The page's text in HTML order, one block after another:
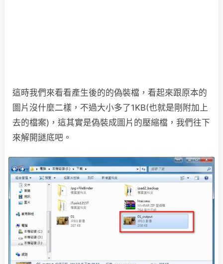
這時我們來看看產生後的的偽裝檔，看起來跟原本的
圖片沒什麼二樣，不過大小多了1KB(也就是剛附加上
去的檔案)，這其實是偽裝成圖片的壓縮檔，我們往下
來解開謎底吧。